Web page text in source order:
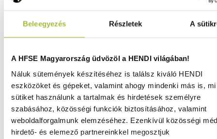
Beleegyezés Részletek A
A HFSE Magyarország üdvözöl a HENDI világában!
Náluk sütemények készítéséhez is találsz kiváló HENDI
eszközöket és gépeket, valamint ahogy mindenki más is,
sütiket használunk a tartalmak és hirdetések személyre
szabásához, közösségi funkciók biztosításához, valamint
weboldalforgalmunk elemzéséhez. Ezenkívül közösségi
hirdető- és elemező partnereinkkel megosztjuk
Pizza távtartó tüske – 500 db, HENDI, Narancs, 500 db -
HENDI 709900